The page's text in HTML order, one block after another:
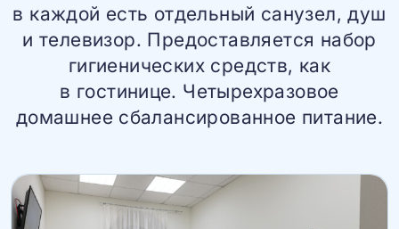
в каждой есть отдельный санузел, душ
и телевизор. Предоставляется набор
гигиенических средств, как
в гостинице. Четырехразовое
домашнее сбалансированное питание.